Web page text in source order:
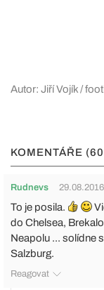
Autor: Jiří Vojík /
KOMENTÁŘE
Rudnevs 29.08.2016
To je posila.
do Chelsea,
Neapolu ... solídne
Salzburg.
Reagovat